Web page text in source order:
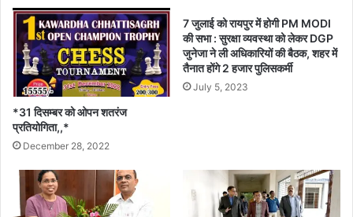
मू
ल्यां
क
न
के
लि
ए
स
र
वि
दे
व
सा
क
रें
गे
डि
*31 दिसम्बर को ओपन शतरंज
प्रतियोगिता,,*
December 28, 2022
7 जुलाई को रायपुर में होगी PM MODI
की सभा : सुरक्षा व्यवस्था को लेकर DGP
जुनेजा ने ली अधिकारियों की बैठक, शहर में
तैनात होंगे 2 हजार पुलिसकर्मी
July 5, 2023